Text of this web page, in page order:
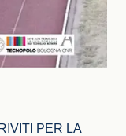
PER LA